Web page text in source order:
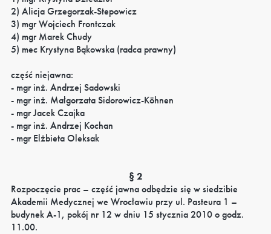
2) Alicja Grzegorzak-Stepowicz
3) mgr Wojciech Frontczak
4) mgr Marek Chudy
5) mec Krystyna Bąkowska (radca prawny)
część niejawna:
- mgr inż. Andrzej Sadowski
- mgr inż. Małgorzata Sidorowicz-Köhnen
- mgr Jacek Czajka
- mgr inż. Andrzej Kochan
- mgr Elżbieta Oleksak
§ 2
Rozpoczęcie prac – część jawna odbędzie się w siedzibie
Akademii Medycznej we Wrocławiu przy ul. Pasteura 1 –
budynek A-1, pokój nr 12 w dniu 15 stycznia 2010 o godz.
11.00.